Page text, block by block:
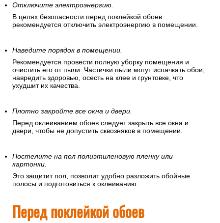
Отключите электроэнергию.
В целях безопасности перед поклейкой обоев
рекомендуется отключить электроэнергию в помещении.
Наведите порядок в помещении.
Рекомендуется провести полную уборку помещения и
очистить его от пыли. Частички пыли могут испачкать обои,
навредить здоровью, осесть на клее и грунтовке, что
ухудшит их качества.
Плотно закройте все окна и двери.
Перед оклеиванием обоев следует закрыть все окна и
двери, чтобы не допустить сквозняков в помещении.
Постелите на пол полиэтиленовую пленку или
картонки.
Это защитит пол, позволит удобно разложить обойные
полосы и подготовиться к оклеиванию.
Перед поклейкой обоев